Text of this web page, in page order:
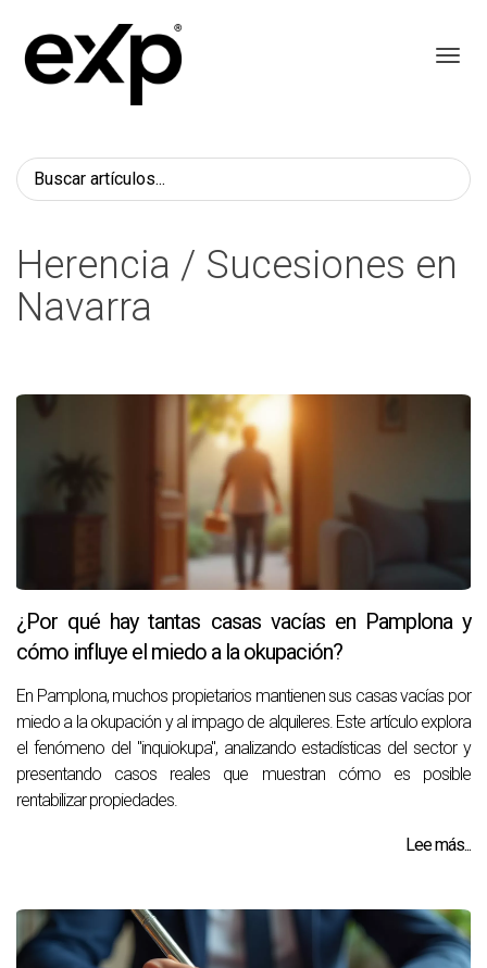
Herencia / Sucesiones en
Navarra
¿Por qué hay tantas casas vacías en Pamplona y
cómo influye el miedo a la okupación?
En Pamplona, muchos propietarios mantienen sus casas vacías por
miedo a la okupación y al impago de alquileres. Este artículo explora
el fenómeno del "inquiokupa", analizando estadísticas del sector y
presentando casos reales que muestran cómo es posible
rentabilizar propiedades.
Lee más...